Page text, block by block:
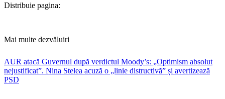
Distribuie pagina:
Mai multe dezvăluiri
AUR atacă Guvernul după verdictul Moody’s: „Optimism absolut
nejustificat”. Nina Stelea acuză o „linie distructivă” și avertizează
PSD